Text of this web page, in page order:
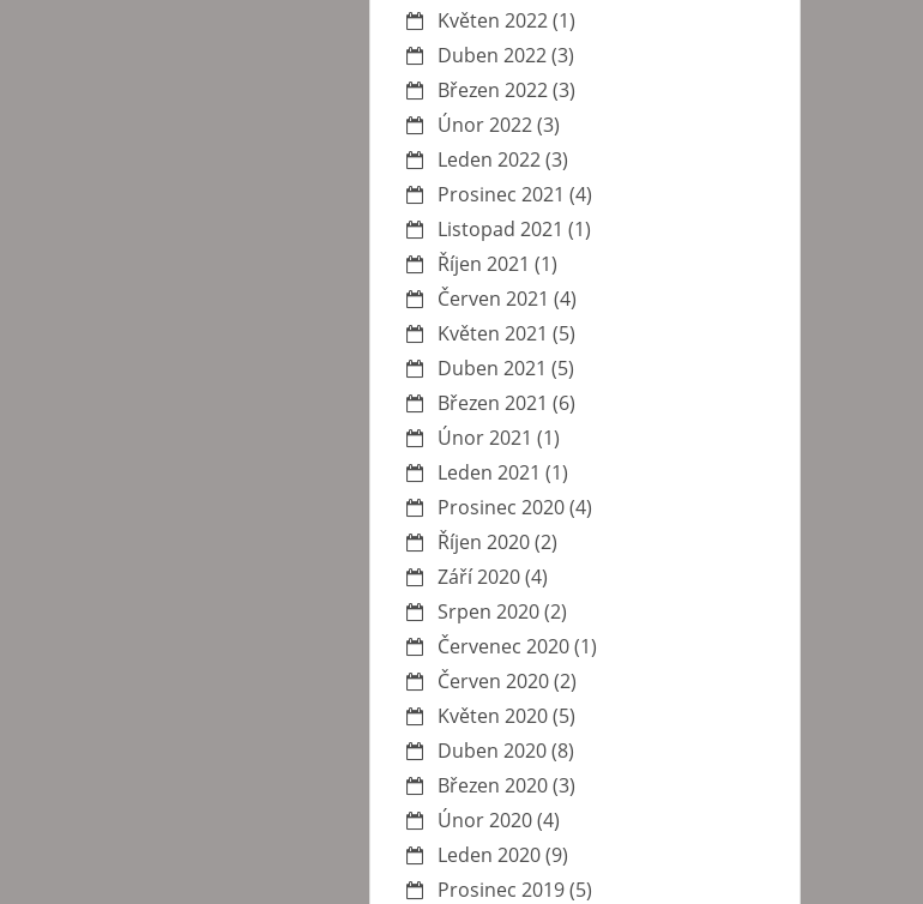
Květen 2022(1)
Duben 2022(3)
Březen 2022(3)
Únor 2022(3)
Leden 2022(3)
Prosinec 2021 (4)
Listopad 2021 (1)
Říjen 2021 (1)
Červen 2021 (4)
Květen 2021 (5)
Duben 2021 (5)
Březen 2021 (6)
Únor 2021 (1)
Leden 2021 (1)
Prosinec 2020(4)
Říjen 2020(2)
Září 2020(4)
Srpen 2020(2)
Červenec 2020(1)
Červen 2020(2)
Květen 2020(5)
Duben 2020(8)
Březen 2020(3)
Únor 2020(4)
Leden 2020(9)
Prosinec 2019(5)